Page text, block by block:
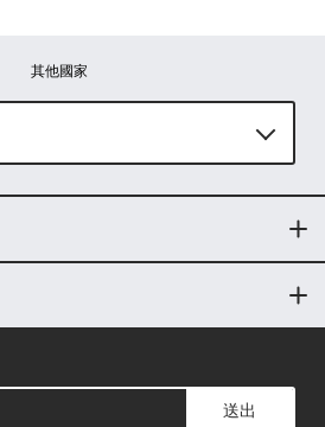
其他國家
送出